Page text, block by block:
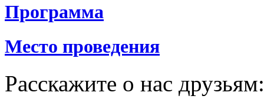
Программа
Место проведения
Расскажите о нас друзьям: